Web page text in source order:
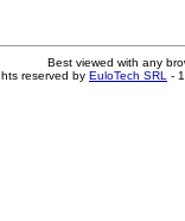
Best viewed with any
reserved by EuloTech SRL -